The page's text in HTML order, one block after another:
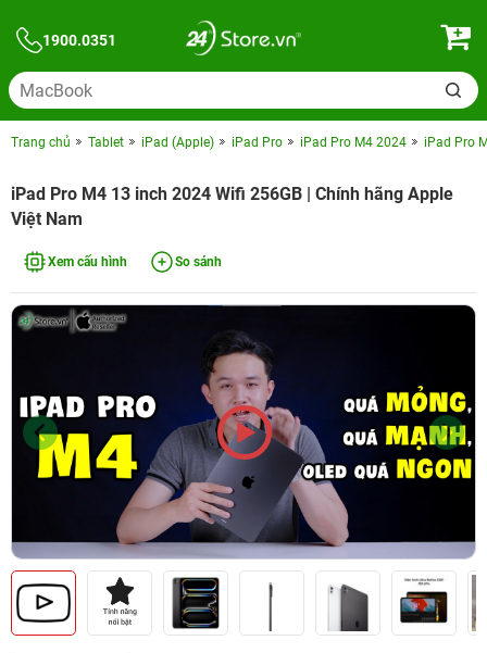
1900.0351
Trang chủ Tablet iPad (Apple) iPad Pro iPad Pro M4 2024 iPad Pro
iPad Pro M4 13 inch 2024 Wifi 256GB | Chính hãng Apple
Việt Nam
Xem cấu hình So sánh